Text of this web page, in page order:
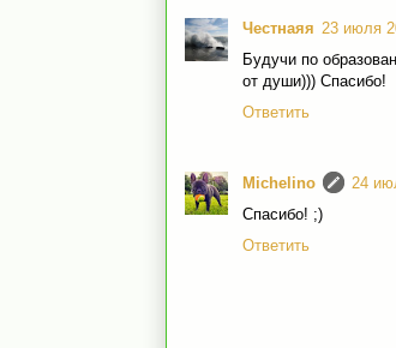
Честнаяя 23 июля
Будучи по
от души))) Спасибо!
Ответить
Michelino
24
Спасибо! ;)
Ответить